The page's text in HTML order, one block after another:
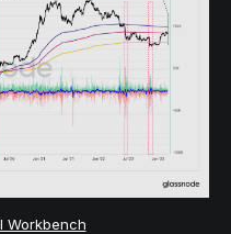
Workbench